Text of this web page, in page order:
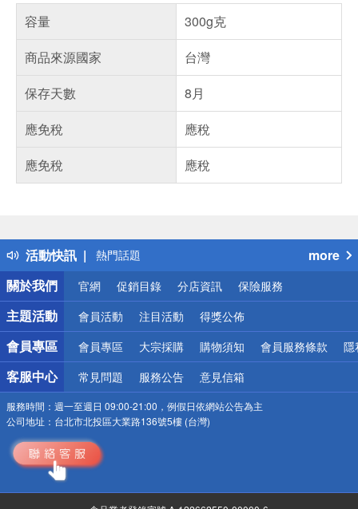
容量
300g克
商品來源國家
台灣
保存天數
8月
應免稅
應稅
應免稅
應稅
活動快訊
得獎公告
熱門話題
銀行優惠
偏遠地區配送
詐騙網頁！請小心！
more
關於我們
官網 促銷目錄 分店資訊 保險服務
主題活動 會員活動 注目活動 得獎公佈
會員專區 會員專區 大宗採購 購物須知 會員服務條款 隱
客服中心 常見問題 服務公告 意見信箱
服務時間： 週一至週日 09:00-21:00，例假日依網站公告為主
公司地址： 台北市北投區大業路136號5樓 (台灣)